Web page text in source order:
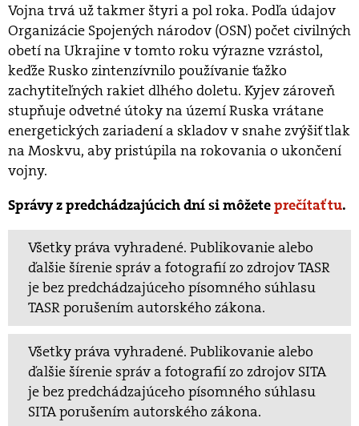
Vojna trvá už takmer štyri a pol roka. Podľa údajov
Organizácie Spojených národov (OSN) počet civilných
obetí na Ukrajine v tomto roku výrazne vzrástol,
keďže Rusko zintenzívnilo používanie ťažko
zachytiteľných rakiet dlhého doletu. Kyjev zároveň
stupňuje odvetné útoky na území Ruska vrátane
energetických zariadení a skladov v snahe zvýšiť tlak
na Moskvu, aby pristúpila na rokovania o ukončení
vojny.
Správy z predchádzajúcich dní si môžeteprečítať tu.
Všetky práva vyhradené. Publikovanie alebo
ďalšie šírenie správ a fotografií zo zdrojov TASR
je bez predchádzajúceho písomného súhlasu
TASR porušením autorského zákona.
Všetky práva vyhradené. Publikovanie alebo
ďalšie šírenie správ a fotografií zo zdrojov SITA
je bez predchádzajúceho písomného súhlasu
SITA porušením autorského zákona.